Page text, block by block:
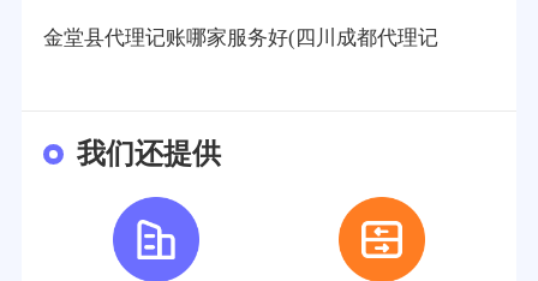
金堂县代理记账哪家服务好(四川成都代理记
我们还提供